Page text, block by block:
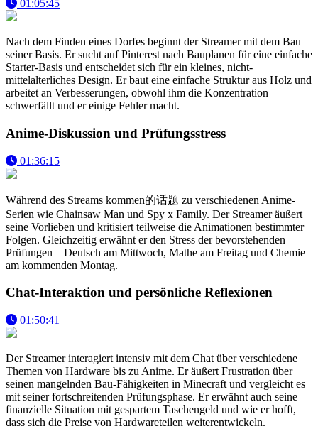
01:05:45
Nach dem Finden eines Dorfes beginnt der Streamer mit dem Bau
seiner Basis. Er sucht auf Pinterest nach Bauplanen für eine einfache
Starter-Basis und entscheidet sich für ein kleines, nicht-
mittelalterliches Design. Er baut eine einfache Struktur aus Holz und
arbeitet an Verbesserungen, obwohl ihm die Konzentration
schwerfällt und er einige Fehler macht.
Anime-Diskussion und Prüfungsstress
01:36:15
Während des Streams kommen的话题 zu verschiedenen Anime-
Serien wie Chainsaw Man und Spy x Family. Der Streamer äußert
seine Vorlieben und kritisiert teilweise die Animationen bestimmter
Folgen. Gleichzeitig erwähnt er den Stress der bevorstehenden
Prüfungen – Deutsch am Mittwoch, Mathe am Freitag und Chemie
am kommenden Montag.
Chat-Interaktion und persönliche Reflexionen
01:50:41
Der Streamer interagiert intensiv mit dem Chat über verschiedene
Themen von Hardware bis zu Anime. Er äußert Frustration über
seinen mangelnden Bau-Fähigkeiten in Minecraft und vergleicht es
mit seiner fortschreitenden Prüfungsphase. Er erwähnt auch seine
finanzielle Situation mit gespartem Taschengeld und wie er hofft,
dass sich die Preise von Hardwareteilen weiterentwickeln.